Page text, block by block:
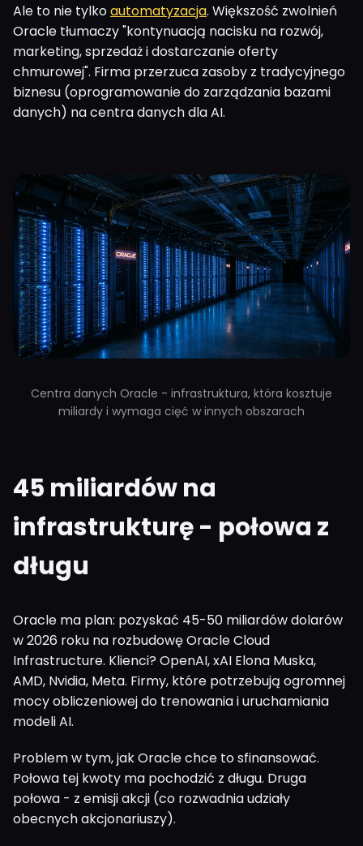
Ale to nie tylkoautomatyzacja. Większość zwolnień
Oracle tłumaczy "kontynuacją nacisku na rozwój,
marketing, sprzedaż i dostarczanie oferty
chmurowej". Firma przerzuca zasoby z tradycyjnego
biznesu (oprogramowanie do zarządzania bazami
danych) na centra danych dla AI.
Centra danych Oracle - infrastruktura, która kosztuje
miliardy i wymaga cięć w innych obszarach
45 miliardów na
infrastrukturę - połowa z
długu
Oracle ma plan: pozyskać 45-50 miliardów dolarów
w 2026 roku na rozbudowę Oracle Cloud
Infrastructure. Klienci? OpenAI, xAI Elona Muska,
AMD, Nvidia, Meta. Firmy, które potrzebują ogromnej
mocy obliczeniowej do trenowania i uruchamiania
modeli AI.
Problem w tym, jak Oracle chce to sfinansować.
Połowa tej kwoty ma pochodzić z długu. Druga
połowa - z emisji akcji (co rozwadnia udziały
obecnych akcjonariuszy).